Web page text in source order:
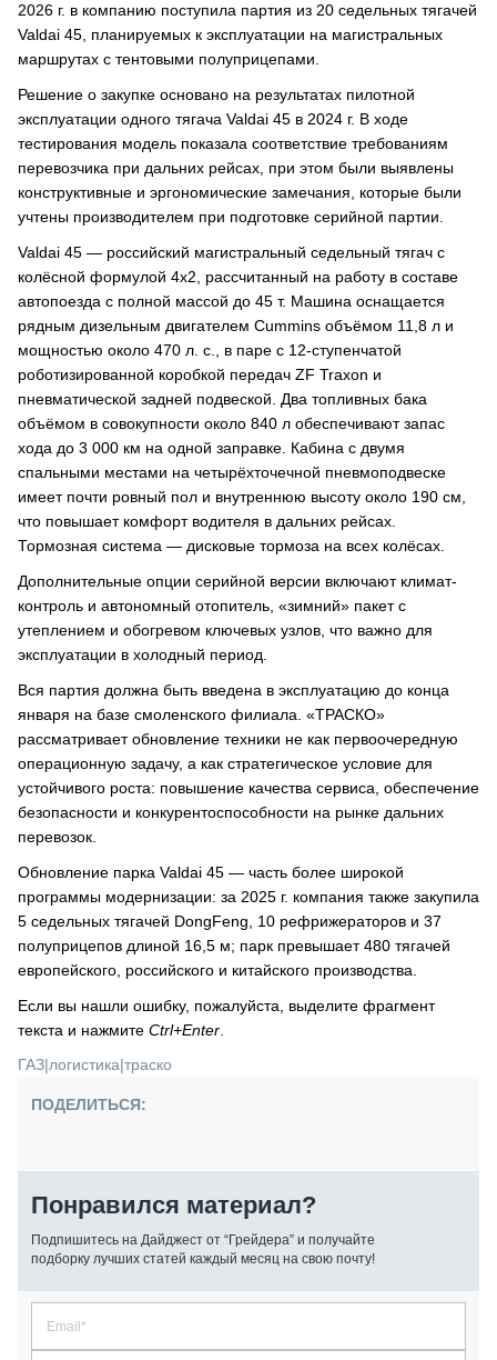
2026 г. в компанию поступила партия из 20 седельных тягачей
Valdai 45, планируемых к эксплуатации на магистральных
маршрутах с тентовыми полуприцепами.
Решение о закупке основано на результатах пилотной
эксплуатации одного тягача Valdai 45 в 2024 г. В ходе
тестирования модель показала соответствие требованиям
перевозчика при дальних рейсах, при этом были выявлены
конструктивные и эргономические замечания, которые были
учтены производителем при подготовке серийной партии.
Valdai 45 — российский магистральный седельный тягач с
колёсной формулой 4х2, рассчитанный на работу в составе
автопоезда с полной массой до 45 т. Машина оснащается
рядным дизельным двигателем Cummins объёмом 11,8 л и
мощностью около 470 л. с., в паре с 12-ступенчатой
роботизированной коробкой передач ZF Traxon и
пневматической задней подвеской. Два топливных бака
объёмом в совокупности около 840 л обеспечивают запас
хода до 3 000 км на одной заправке. Кабина с двумя
спальными местами на четырёхточечной пневмоподвеске
имеет почти ровный пол и внутреннюю высоту около 190 см,
что повышает комфорт водителя в дальних рейсах.
Тормозная система — дисковые тормоза на всех колёсах.
Дополнительные опции серийной версии включают климат-
контроль и автономный отопитель, «зимний» пакет с
утеплением и обогревом ключевых узлов, что важно для
эксплуатации в холодный период.
Вся партия должна быть введена в эксплуатацию до конца
января на базе смоленского филиала. «ТРАСКО»
рассматривает обновление техники не как первоочередную
операционную задачу, а как стратегическое условие для
устойчивого роста: повышение качества сервиса, обеспечение
безопасности и конкурентоспособности на рынке дальних
перевозок.
Обновление парка Valdai 45 — часть более широкой
программы модернизации: за 2025 г. компания также закупила
5 седельных тягачей DongFeng, 10 рефрижераторов и 37
полуприцепов длиной 16,5 м; парк превышает 480 тягачей
европейского, российского и китайского производства.
Если вы нашли ошибку, пожалуйста, выделите фрагмент
текста и нажмите Ctrl+Enter
ГАЗ|логистика|траско
ПОДЕЛИТЬСЯ:
Понравился материал?
Подпишитесь на Дайджест от “Грейдера” и получайте
подборку лучших статей каждый месяц на свою почту!